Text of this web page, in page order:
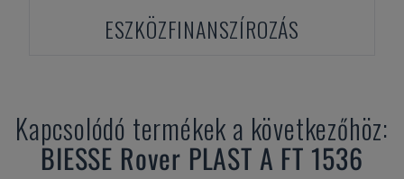
ESZKÖZFINANSZÍROZÁS
Kapcsolódó termékek a következőhöz:
BIESSE Rover PLAST A FT 1536